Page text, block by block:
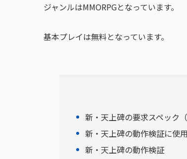
ジャンルはMMORPGとなっています。
基本プレイは無料となっています。
新・天上碑の要求スペック
新・天上碑の動作検証に使
新・天上碑の動作検証